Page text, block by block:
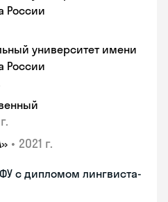
России
университет имени
России
• 2021 г.
с дипломом лингвиста-